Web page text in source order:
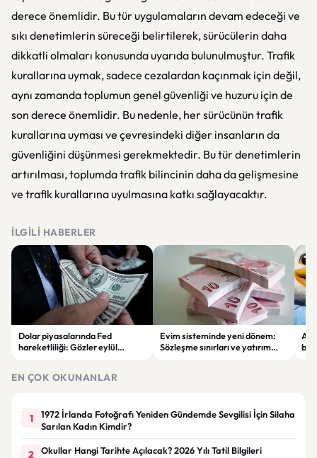
derece önemlidir. Bu tür uygulamaların devam edeceği ve
sıkı denetimlerin süreceği belirtilerek, sürücülerin daha
dikkatli olmaları konusunda uyarıda bulunulmuştur. Trafik
kurallarına uymak, sadece cezalardan kaçınmak için değil,
aynı zamanda toplumun genel güvenliği ve huzuru için de
son derece önemlidir. Bu nedenle, her sürücünün trafik
kurallarına uyması ve çevresindeki diğer insanların da
güvenliğini düşünmesi gerekmektedir. Bu tür denetimlerin
artırılması, toplumda trafik bilincinin daha da gelişmesine
ve trafik kurallarına uyulmasına katkı sağlayacaktır.
İLGILI HABERLER
Dolar piyasalarında Fed
hareketliliği: Gözler eylül
Evim sisteminde yeni dönem:
Sözleşme sınırları ve yatırım
EN ÇOK OKUNANLAR
1
1972 İrlanda Fotoğrafı Yeniden Gündemde Sevgilisi İçin Silaha
Sarılan Kadın Kimdir?
2 Okullar Hangi Tarihte Açılacak? 2026 Yılı Tatil Bilgileri